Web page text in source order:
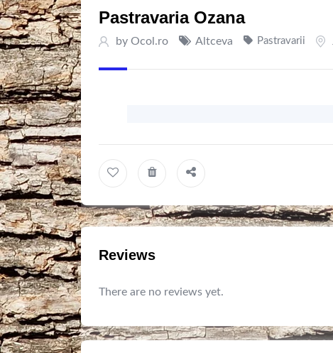
Pastravaria Ozana
by Ocol.ro Altceva Pastravarii
Reviews
There are no reviews yet.